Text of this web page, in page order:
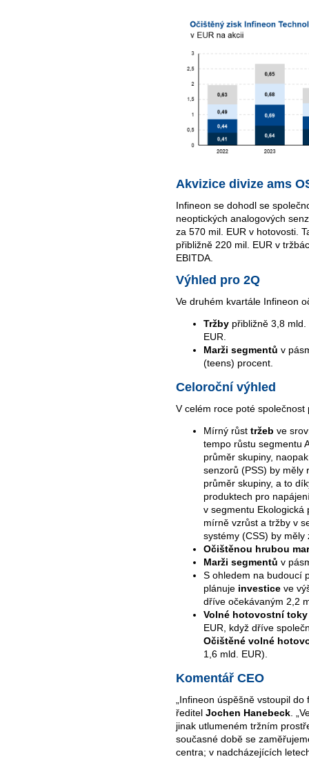
Akvizice divize ams
Infineon se dohodl se
neoptických analogových
za 570 mil. EUR v hotovosti.
přibližně 220 mil. EUR v
EBITDA.
Výhled pro 2Q
Ve druhém kvartále Infineon
Tržby přibližně 3,8
EUR.
Marži segmentů v
(teens) procent.
Celoroční výhled
V celém roce poté společnost
Mírný růst tržeb ve
tempo růstu segmentu
průměr skupiny,
senzorů (PSS) by měly
průměr skupiny, a to
produktech pro
v segmentu Ekologická
mírně vzrůst a tržby v
systémy (CSS) by
Očištěnou hrubou
Marži segmentů v
S ohledem na budoucí
plánuje investice ve
dříve očekávaným 2,2
Volné hotovostní toky
EUR, když dříve
Očištěné volné
1,6 mld. EUR).
Komentář CEO
„Infineon úspěšně vstoupil
ředitel Jochen Hanebeck .
jinak utlumeném tržním
současné době se
centra; v nadcházejících